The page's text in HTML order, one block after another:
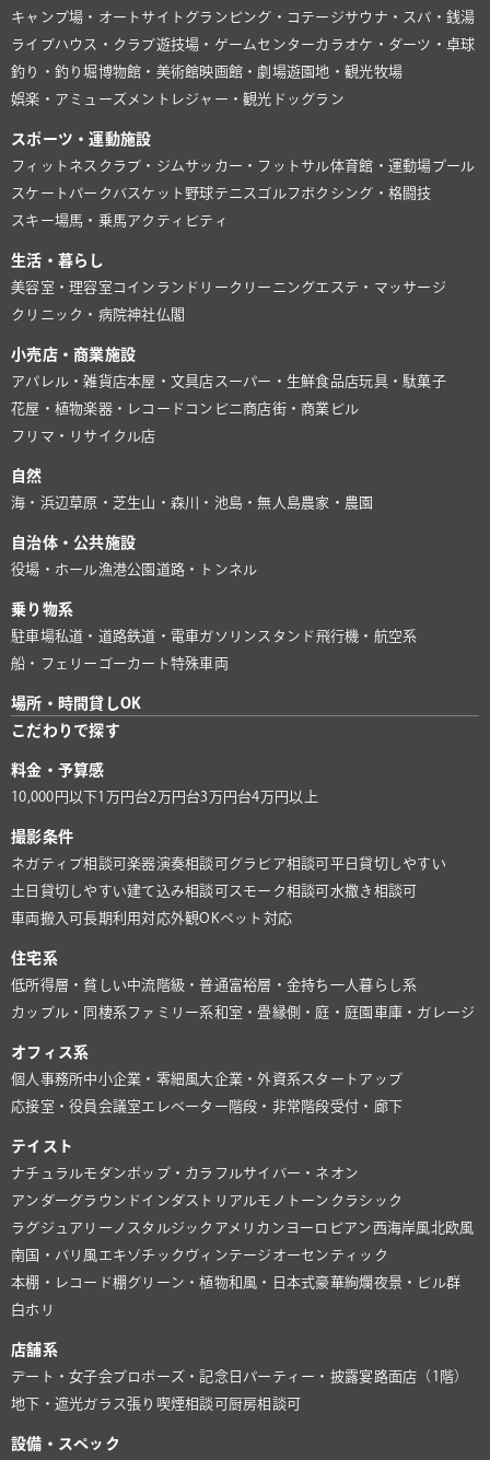
キャンプ場・オートサイト グランピング・コテージサウナ・スパ・銭湯
ライブハウス・クラブ遊技場・ゲームセンターカラオケ・ダーツ・卓球
釣り・釣り堀博物館・美術館映画館・劇場遊園地・観光牧場
娯楽・アミューズメント レジャー・観光 ドッグラン
スポーツ・運動施設
フィットネスクラブ・ジム サッカー・フットサル体育館・運動場プール
スケートパーク バスケット 野球テニス ゴルフ ボクシング・格闘技
スキー場馬・乗馬アクティビティ
生活・暮らし
美容室・理容室 コインランドリー クリーニングエステ・マッサージ
クリニック・病院神社仏閣
小売店・商業施設
アパレル・雑貨店本屋・文具店 スーパー・生鮮食品店玩具・駄菓子
花屋・植物楽器・レコード コンビニ商店街・商業ビル
フリマ・リサイクル店
自然
海・浜辺 草原・芝生山・森川・池島・無人島農家・農園
自治体・公共施設
役場・ホール漁港公園 道路・トンネル
乗り物系
駐車場私道・道路鉄道・電車 ガソリンスタンド 飛行機・航空系
船・フェリー ゴーカート特殊車両
場所・時間貸しOK
こだわりで探す
料金・予算感
10,000円以下1万円台2万円台3万円台4万円以上
撮影条件
ネガティブ相談可楽器演奏相談可 グラビア相談可 平日貸切しやすい
土日貸切しやすい建て込み相談可 スモーク相談可 水撒き相談可
車両搬入可長期利用対応外観OKペット対応
住宅系
低所得層・貧しい中流階級・普通富裕層・金持ち 一人暮らし系
カップル・同棲系ファミリー系和室・畳縁側・庭・庭園 車庫・ガレージ
オフィス系
個人事務所中小企業・零細風大企業・外資系スタートアップ
応接室・役員会議室 エレベーター 階段・非常階段受付・廊下
テイスト
ナチュラルモダンポップ・カラフルサイバー・ネオン
アンダーグラウンド インダストリアルモノトーン クラシック
ラグジュアリー ノスタルジック アメリカン ヨーロピアン 西海岸風北欧風
南国・バリ風 エキゾチック ヴィンテージ オーセンティック
本棚・レコード棚グリーン・植物和風・日本式豪華絢爛夜景・ビル群
白ホリ
店舗系
デート・女子会プロポーズ・記念日 パーティー・披露宴路面店（1階）
地下・遮光ガラス張り 喫煙相談可 厨房相談可
設備・スペック